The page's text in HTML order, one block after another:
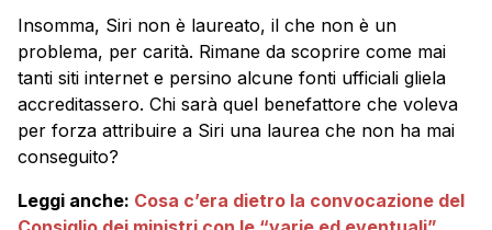
Insomma, Siri non è laureato, il che non è un
problema, per carità. Rimane da scoprire come mai
tanti siti internet e persino alcune fonti ufficiali gliela
accreditassero. Chi sarà quel benefattore che voleva
per forza attribuire a Siri una laurea che non ha mai
conseguito?
Leggi anche: Cosa c’era dietro la convocazione del